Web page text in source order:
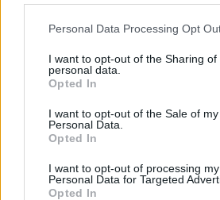
Please note that this website/app uses
not limited to your visit or usage
grant or deny consent to Google and
use your data for below specified
consent section.
Personal Data Processing Opt
I want to opt-out of the Sharing of
personal data.
Opted In
I want to opt-out of the Sale of my
Personal Data.
Opted In
I want to opt-out of processing my
Personal Data for Targeted
Opted In